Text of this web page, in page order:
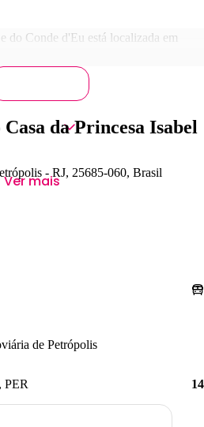
do Conde d'Eu está localizada em
Ver mais
da Princesa Isabel
- RJ, 25685-060, Brasil
de Petrópolis
PER